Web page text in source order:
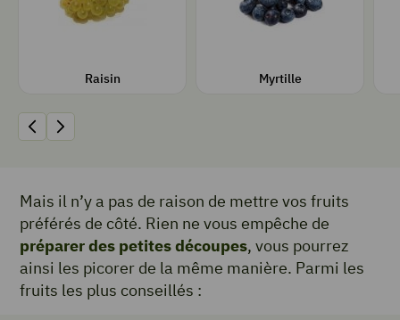
Raisin Myrtille
Précédent
Suivant
Mais il n’y a pas de raison de mettre vos fruits
préférés de côté. Rien ne vous empêche de
préparer des petites découpes, vous pourrez
ainsi les picorer de la même manière. Parmi les
fruits les plus conseillés :